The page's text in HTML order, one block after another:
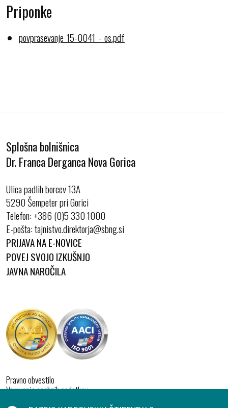
Priponke
povprasevanje_15-0041_-_os.pdf
Splošna bolnišnica
Dr. Franca Derganca Nova Gorica
Ulica padlih borcev 13A
5290 Šempeter pri Gorici
Telefon:+386 (0)5 330 1000
E-pošta:
PRIJAVA NA E-NOVICE
POVEJ SVOJO IZKUŠNJO
JAVNA NAROČILA
Pravno obvestilo
Varovanje osebnih podatkov